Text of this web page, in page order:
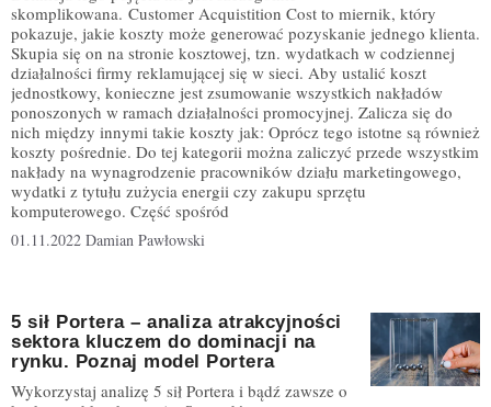
skomplikowana. Customer Acquistition Cost to miernik, który
pokazuje, jakie koszty może generować pozyskanie jednego klienta.
Skupia się on na stronie kosztowej, tzn. wydatkach w codziennej
działalności firmy reklamującej się w sieci. Aby ustalić koszt
jednostkowy, konieczne jest zsumowanie wszystkich nakładów
ponoszonych w ramach działalności promocyjnej. Zalicza się do
nich między innymi takie koszty jak: Oprócz tego istotne są również
koszty pośrednie. Do tej kategorii można zaliczyć przede wszystkim
nakłady na wynagrodzenie pracowników działu marketingowego,
wydatki z tytułu zużycia energii czy zakupu sprzętu
komputerowego. Część spośród
01.11.2022 Damian Pawłowski
5 sił Portera – analiza atrakcyjności
sektora kluczem do dominacji na
rynku. Poznaj model Portera
Wykorzystaj analizę 5 sił Portera i bądź zawsze o